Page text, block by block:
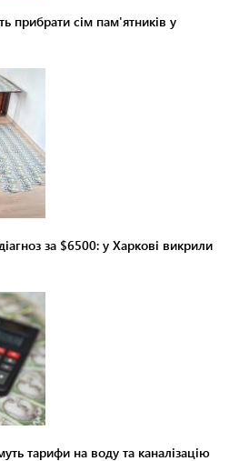
прибрати сім пам'ятників у
за $6500: у Харкові викрили
тарифи на воду та каналізацію